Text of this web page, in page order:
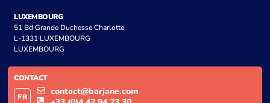
LUXEMBOURG
51 Bd Grande Duchesse Charlotte
L-1331 LUXEMBOURG
LUXEMBOURG
CONTACT
FR
contact@barjane.com